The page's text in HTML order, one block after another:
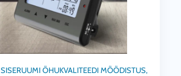
SISERUUMI ÕHUKVALITEEDI MÕÕDISTUS,